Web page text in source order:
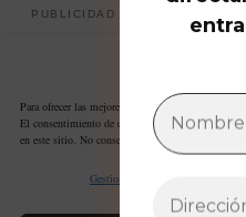
Para ofrecer las mejores experiencias, utilizamos
El consentimiento de estas tecnologías nos
en este sitio. No consentir o retirar el
Gestionar proveedores
PUBLICIDAD